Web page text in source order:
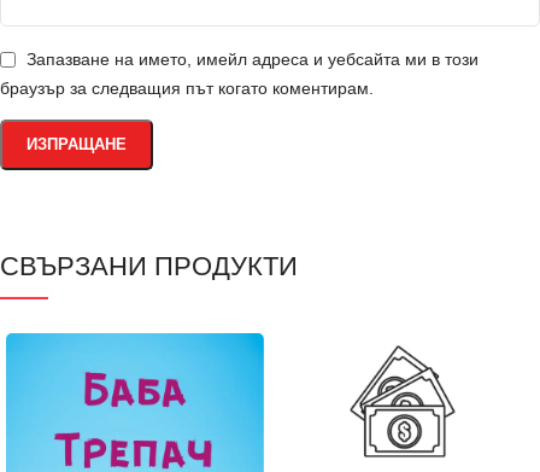
Запазване на името, имейл адреса и уебсайта ми в този
браузър за следващия път когато коментирам.
СВЪРЗАНИ ПРОДУКТИ